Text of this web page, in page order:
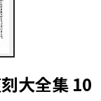
大全集 10